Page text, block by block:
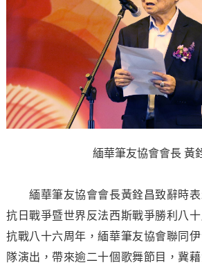
緬華筆友協會會長 黃
緬華筆友協會會長黃銓昌致辭時表
抗日戰爭暨世界反法西斯戰爭勝利八
抗戰八十六周年，緬華筆友協會聯同
隊演出，帶來逾二十個歌舞節目，冀